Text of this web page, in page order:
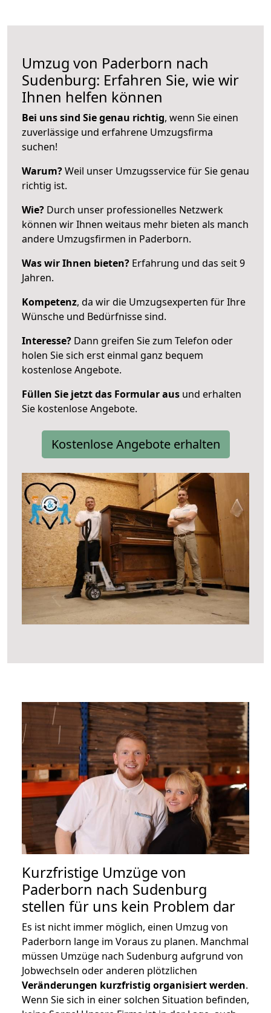
Umzug von Paderborn nach
Sudenburg: Erfahren Sie, wie wir
Ihnen helfen können
Bei uns sind Sie genau richtig, wenn Sie einen
zuverlässige und erfahrene Umzugsfirma
suchen!
Warum?Weil unser Umzugsservice für Sie genau
richtig ist.
Wie? Durch unser professionelles Netzwerk
können wir Ihnen weitaus mehr bieten als manch
andere Umzugsfirmen in Paderborn.
Was wir Ihnen bieten? Erfahrung und das seit 9
Jahren.
Kompetenz, da wir die Umzugsexperten für Ihre
Wünsche und Bedürfnisse sind.
Interesse? Dann greifen Sie zum Telefon oder
holen Sie sich erst einmal ganz bequem
kostenlose Angebote.
Füllen Sie jetzt das Formular aus und erhalten
Sie kostenlose Angebote.
Kostenlose Angebote erhalten
Kurzfristige Umzüge von
Paderborn nach Sudenburg
stellen für uns kein Problem dar
Es ist nicht immer möglich, einen Umzug von
Paderborn lange im Voraus zu planen. Manchmal
müssen Umzüge nach Sudenburg aufgrund von
Jobwechseln oder anderen plötzlichen
Veränderungen kurzfristig organisiert werden.
Wenn Sie sich in einer solchen Situation befinden,